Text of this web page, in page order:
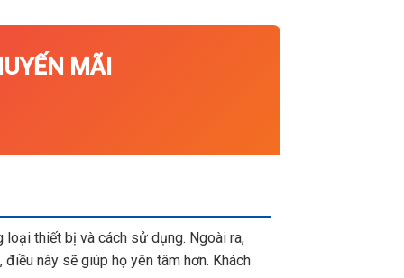
MÃI
thiết bị và cách sử dụng. Ngoài ra,
này sẽ giúp họ yên tâm hơn. Khách